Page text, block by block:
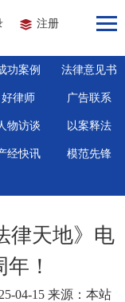
注册
功案例 法律意见书
好律师 广告联系
物访谈 以案释法
经快讯 模范先锋
律天地》电
！
04-15 来源：本站